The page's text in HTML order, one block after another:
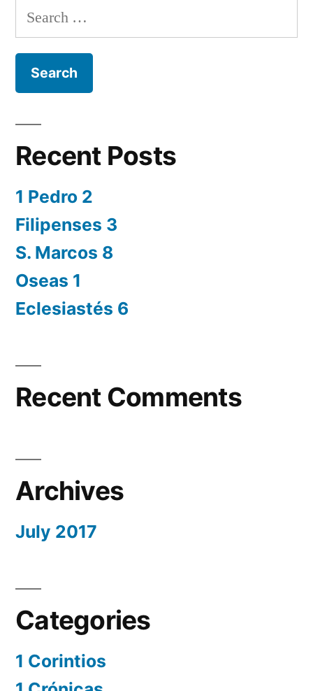
Search
for:
Recent Posts
1 Pedro 2
Filipenses 3
S. Marcos 8
Oseas 1
Eclesiastés 6
Recent Comments
Archives
July 2017
Categories
1 Corintios